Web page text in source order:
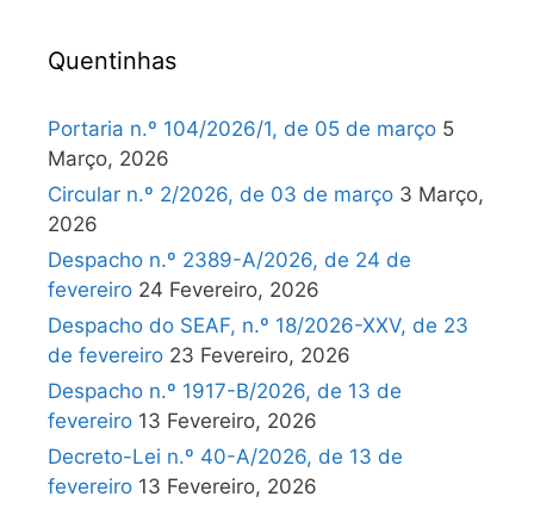
Quentinhas
Portaria n.º 104/2026/1, de 05 de março 5
Março, 2026
Circular n.º 2/2026, de 03 de março 3 Março,
2026
Despacho n.º 2389-A/2026, de 24 de
fevereiro 24 Fevereiro, 2026
Despacho do SEAF, n.º 18/2026-XXV, de 23
de fevereiro 23 Fevereiro, 2026
Despacho n.º 1917-B/2026, de 13 de
fevereiro 13 Fevereiro, 2026
Decreto-Lei n.º 40-A/2026, de 13 de
fevereiro 13 Fevereiro, 2026